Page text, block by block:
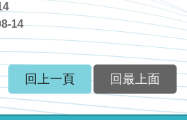
14
回上一頁 回最上面